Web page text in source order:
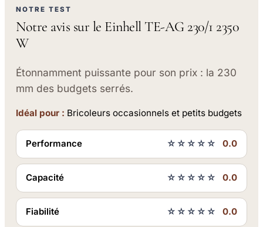
NOTRE TEST
Notre avis sur le Einhell TE-AG 230/1 2350
W
Étonnamment puissante pour son prix : la 230
mm des budgets serrés.
Idéal pour : Bricoleurs occasionnels et petits budgets
Performance ☆☆☆☆☆ 0.0
Capacité ☆☆☆☆☆ 0.0
Fiabilité ☆☆☆☆☆ 0.0